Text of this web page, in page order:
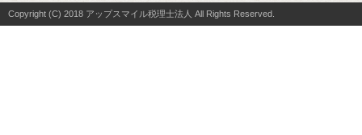
Copyright (C) 2018 アップスマイル税理士法人 All Rights Reserved.